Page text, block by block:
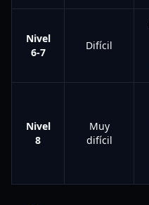
Nivel
6-7
Difícil
Nivel
8
Muy
difícil